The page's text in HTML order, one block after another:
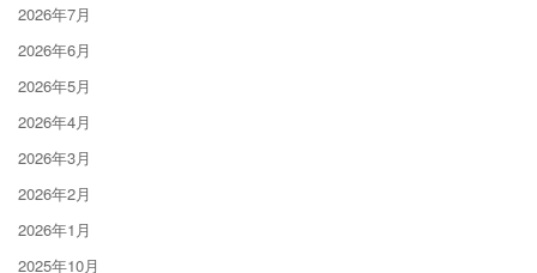
2026年7月
2026年6月
2026年5月
2026年4月
2026年3月
2026年2月
2026年1月
2025年10月